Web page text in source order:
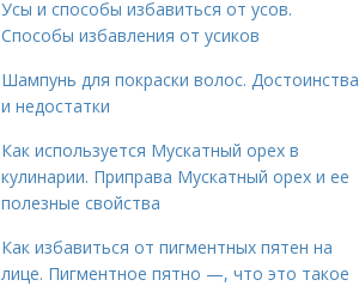
Усы и способы избавиться от усов.
Способы избавления от усиков
Шампунь для покраски волос. Достоинства
и недостатки
Как используется Мускатный орех в
кулинарии. Приправа Мускатный орех и ее
полезные свойства
Как избавиться от пигментных пятен на
лице. Пигментное пятно —, что это такое